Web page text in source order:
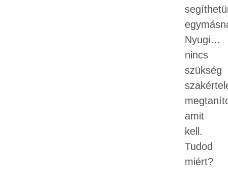
Nyugi…
nincs
szükség
amit
kell.
Tudod
miért?